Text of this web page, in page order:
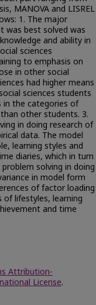
MANOVA and LISREL
1. The major
was best solved was
and ability in
sciences
to emphasis on
in other social
had higher means
sciences students
in the categories of
other students. 3.
in doing research of
data. The model
learning styles and
diaries, which in turn
solving in doing
in model form
of factor loading
lifestyles, learning
and time
Attribution-
License.